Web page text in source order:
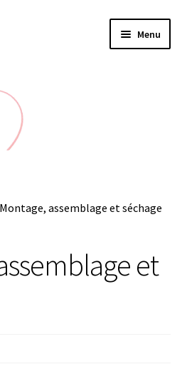
Menu
menu
enfant
Souvenirs
Montage, assemblage et séchage
et